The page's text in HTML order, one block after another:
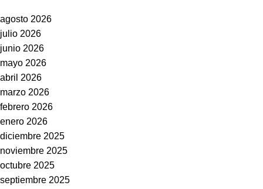
agosto 2026
julio 2026
junio 2026
mayo 2026
abril 2026
marzo 2026
febrero 2026
enero 2026
diciembre 2025
noviembre 2025
octubre 2025
septiembre 2025